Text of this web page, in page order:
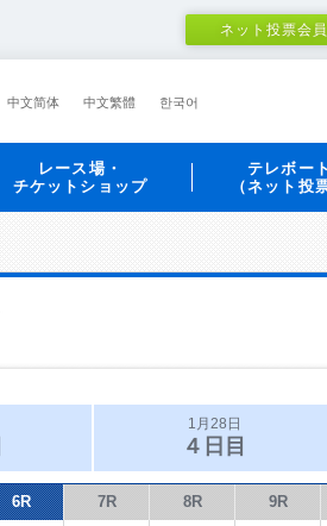
ネット投票会
中文简体 中文繁體 한국어
レース場・
チケットショップ
テレボート
（ネット投
1月28日
４日目
6R 7R 8R 9R